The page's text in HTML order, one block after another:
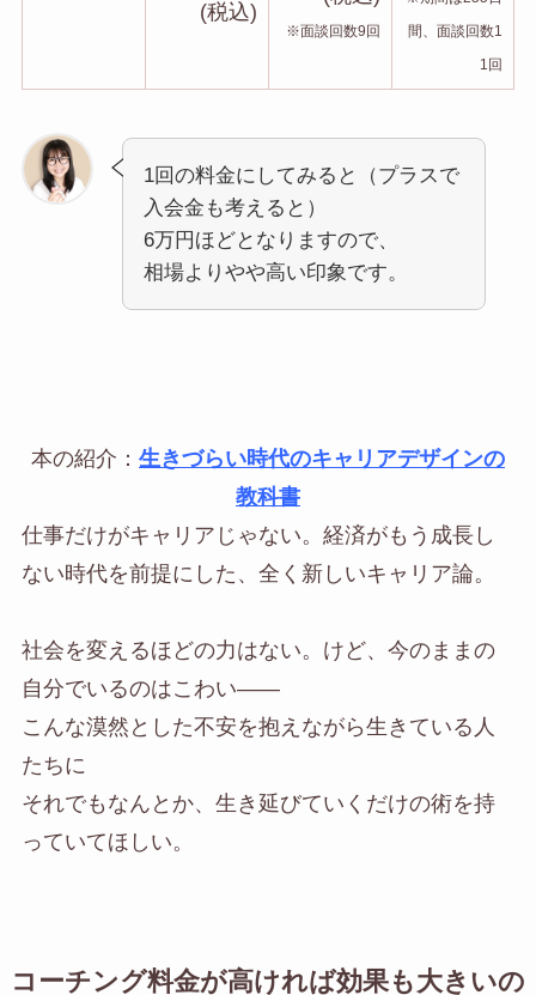
(税込)
※面談回数9回
間、面談回数1
1回
1回の料金にしてみると（プラスで
入会金も考えると）
6万円ほどとなりますので、
相場よりやや高い印象です。
本の紹介： 生きづらい時代のキャリアデザインの
教科書
仕事だけがキャリアじゃない。経済がもう成長し
ない時代を前提にした、全く新しいキャリア論。
社会を変えるほどの力はない。けど、今のままの
自分でいるのはこわい――
こんな漠然とした不安を抱えながら生きている人
たちに
それでもなんとか、生き延びていくだけの術を持
っていてほしい。
コーチング料金が高ければ効果も大きいの